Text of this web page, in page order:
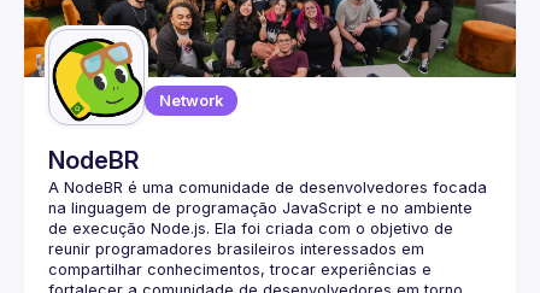
Guilds
Network
NodeBR
A NodeBR é uma comunidade de desenvolvedores focada
na linguagem de programação JavaScript e no ambiente
de execução Node.js. Ela foi criada com o objetivo de
reunir programadores brasileiros interessados em
compartilhar conhecimentos, trocar experiências e